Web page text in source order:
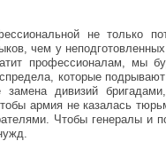
не только
чем у
профессионалам, мы
которые
дивизий
армия не казалась
Чтобы генералы и